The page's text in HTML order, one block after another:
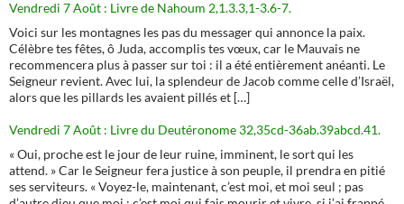
Vendredi 7 Août : Livre de Nahoum 2,1.3.3,1-3.6-7.
Voici sur les montagnes les pas du messager qui annonce la paix.
Célèbre tes fêtes, ô Juda, accomplis tes vœux, car le Mauvais ne
recommencera plus à passer sur toi : il a été entièrement anéanti. Le
Seigneur revient. Avec lui, la splendeur de Jacob comme celle d’Israël,
alors que les pillards les avaient pillés et […]
Vendredi 7 Août : Livre du Deutéronome 32,35cd-36ab.39abcd.41.
« Oui, proche est le jour de leur ruine, imminent, le sort qui les
attend. » Car le Seigneur fera justice à son peuple, il prendra en pitié
ses serviteurs. « Voyez-le, maintenant, c’est moi, et moi seul ; pas